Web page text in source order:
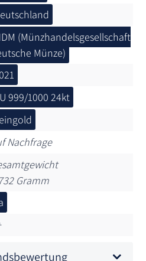
(Münzhandelsgesellschaft
Münze)
999/1000 24kt
Nachfrage
Gramm